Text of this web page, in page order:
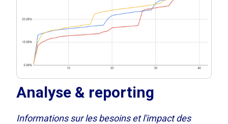
Analyse & reporting
Informations sur les besoins et l'impact des